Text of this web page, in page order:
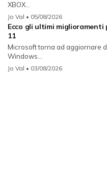
XBOX...
Jo Val • 05/08/2026
Ecco gli ultimi
11
Microsoft torna ad aggiornare
Windows...
Jo Val • 03/08/2026